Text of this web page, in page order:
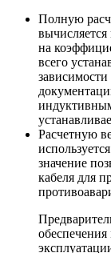
Полную
на
всего
Расчетную
значение
кабеля для